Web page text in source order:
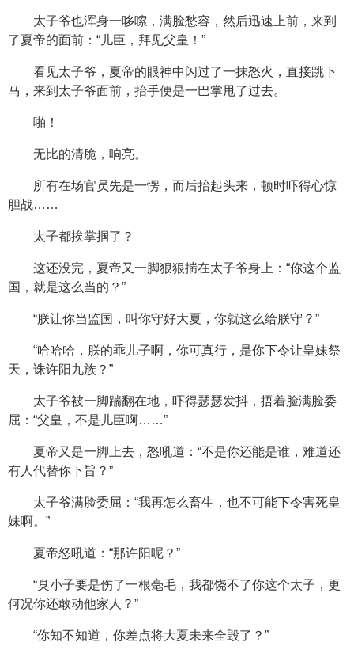
太子爷也浑身一哆嗦，满脸愁容，然后迅速上前，来到
了夏帝的面前：“儿臣，拜见父皇！”
看见太子爷，夏帝的眼神中闪过了一抹怒火，直接跳下
马，来到太子爷面前，抬手便是一巴掌甩了过去。
啪！
无比的清脆，响亮。
所有在场官员先是一愣，而后抬起头来，顿时吓得心惊
胆战……
太子都挨掌掴了？
这还没完，夏帝又一脚狠狠揣在太子爷身上：“你这个监
国，就是这么当的？”
“朕让你当监国，叫你守好大夏，你就这么给朕守？”
“哈哈哈，朕的乖儿子啊，你可真行，是你下令让皇妹祭
天，诛许阳九族？”
太子爷被一脚踹翻在地，吓得瑟瑟发抖，捂着脸满脸委
屈：“父皇，不是儿臣啊……”
夏帝又是一脚上去，怒吼道：“不是你还能是谁，难道还
有人代替你下旨？”
太子爷满脸委屈：“我再怎么畜生，也不可能下令害死皇
妹啊。”
夏帝怒吼道：“那许阳呢？”
“臭小子要是伤了一根毫毛，我都饶不了你这个太子，更
何况你还敢动他家人？”
“你知不知道，你差点将大夏未来全毁了？”